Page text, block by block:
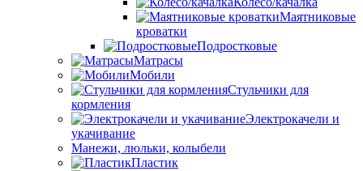
Маятниковые
кроватки
Подростковые
Матрасы
Мобили
Стульчики для
кормления
Электрокачели и
укачивание
Манежи, люльки, колыбели
Пластик